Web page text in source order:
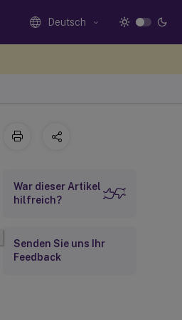
Deutsch
War dieser Artikel
hilfreich?
Senden Sie uns Ihr
Feedback